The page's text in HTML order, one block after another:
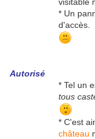
* Un
d'accès.
Autorisé
* Tel un
tous
* C'est
château